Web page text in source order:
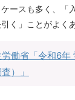
ースも多く、「
く」ことがよく
働省「令和6年
）」